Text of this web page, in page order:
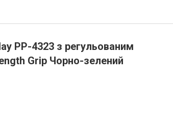
PP-4323 з регульованим
Grip Чорно-зелений